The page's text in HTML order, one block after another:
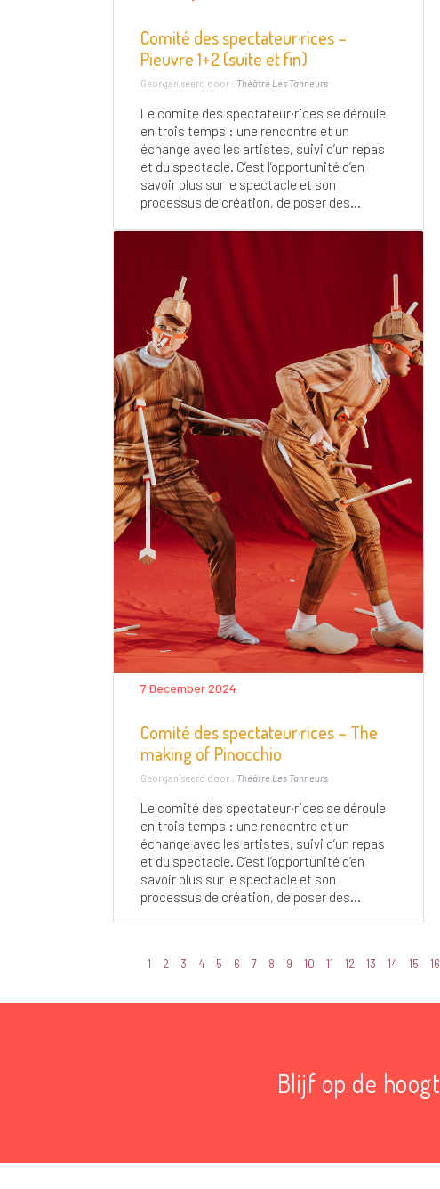
Comité des spectateur·rices –
Pieuvre 1+2 (suite et fin)
Georganiseerd door : Théâtre Les Tanneurs
Le comité des spectateur·rices se déroule
en trois temps : une rencontre et un
échange avec les artistes, suivi d’un repas
et du spectacle. C’est l’opportunité d’en
savoir plus sur le spectacle et son
processus de création, de poser des...
7 December 2024
Comité des spectateur·rices – The
making of Pinocchio
Georganiseerd door : Théâtre Les Tanneurs
Le comité des spectateur·rices se déroule
en trois temps : une rencontre et un
échange avec les artistes, suivi d’un repas
et du spectacle. C’est l’opportunité d’en
savoir plus sur le spectacle et son
processus de création, de poser des...
1 2 3 4 5 6 7 8 9 10 11 12 13 14 15 16
Blijf op de